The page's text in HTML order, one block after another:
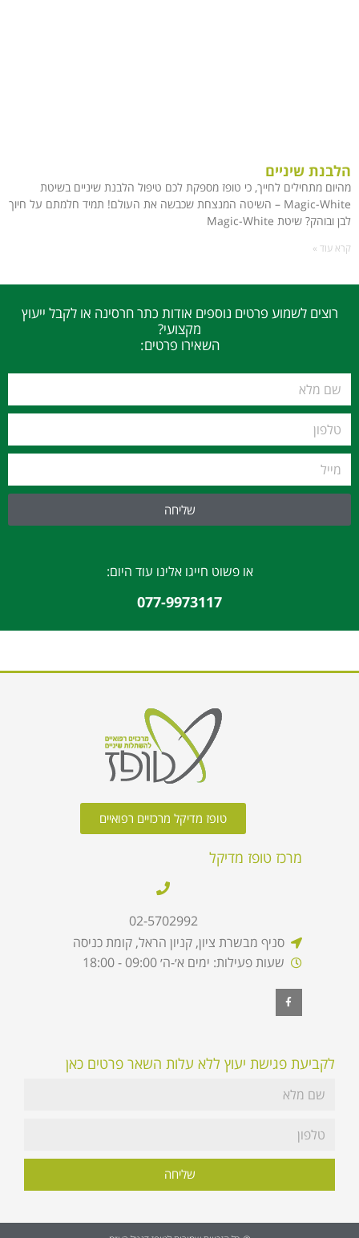
הלבנת שיניים
מהיום מתחילים לחייך, כי טופז מספקת לכם טיפול הלבנת שיניים בשיטת
Magic-White – השיטה המנצחת שכבשה את העולם! תמיד חלמתם על חיוך
לבן ובוהק? שיטת Magic-White
קרא עוד »
רוצים לשמוע פרטים נוספים אודות כתר חרסינה או לקבל ייעוץ
מקצועי?
השאירו פרטים:
שליחה
או פשוט חייגו אלינו עוד היום:
077-9973117
טופז מדיקל מרכזיים רפואיים
מרכז טופז מדיקל
02-5702992
סניף מבשרת ציון, קניון הראל, קומת כניסה
שעות פעילות: ימים א׳-ה׳ 09:00 - 18:00
לקביעת פגישת יעוץ ללא עלות השאר פרטים כאן
שליחה